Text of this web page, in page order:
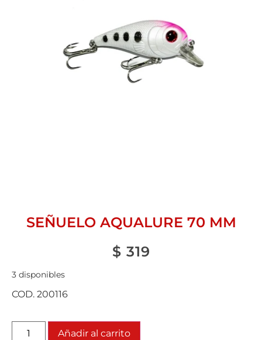
SEÑUELO AQUALURE 70 MM
$ 319
3 disponibles
COD. 200116
Añadir al carrito